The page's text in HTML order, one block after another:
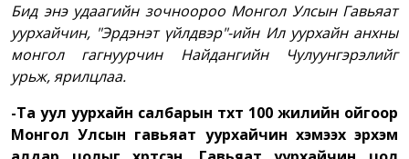
Бид энэ удаагийн зочноороо Монгол Улсын Гавьяат
уурхайчин, "Эрдэнэт үйлдвэр"-ийн Ил уурхайн анхны
монгол гагнуурчин Найдангийн Чулуунгэрэлийг
урьж, ярилцлаа.
-Та уул уурхайн салбарын түүхт 100 жилийн ойгоор
Монгол Улсын гавьяат уурхайчин хэмээх эрхэм